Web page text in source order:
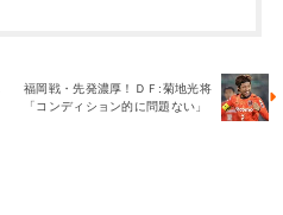
福岡戦・先発濃厚！ＤＦ:菊地光将
「コンディション的に問題ない」